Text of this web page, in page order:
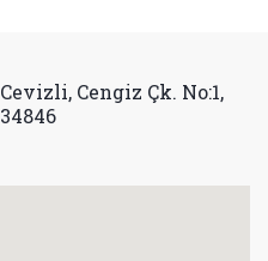
Cevizli, Cengiz Çk. No:1,
34846